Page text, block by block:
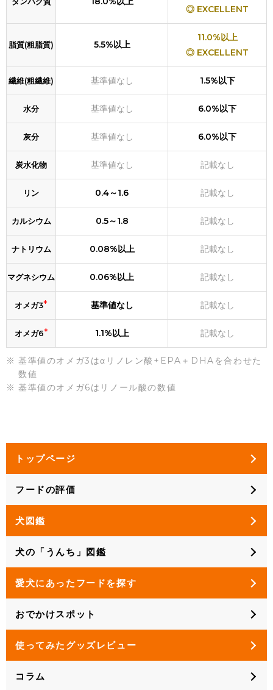
◎ EXCELLENT
脂質(粗脂質) 5.5%以上
11.0%以上
◎ EXCELLENT
繊維(粗繊維) 基準値なし 1.5%以下
水分 基準値なし 6.0%以下
灰分 基準値なし 6.0%以下
炭水化物 基準値なし 記載なし
リン 0.4～1.6 記載なし
カルシウム 0.5～1.8 記載なし
ナトリウム 0.08%以上 記載なし
マグネシウム 0.06%以上 記載なし
オメガ3* 基準値なし 記載なし
オメガ6* 1.1%以上 記載なし
基準値のオメガ3はαリノレン酸+EPA＋DHAを合わせた
数値
基準値のオメガ6はリノール酸の数値
トップページ
フードの評価
犬図鑑
犬の「うんち」図鑑
愛犬にあったフードを探す
おでかけスポット
使ってみたグッズレビュー
コラム